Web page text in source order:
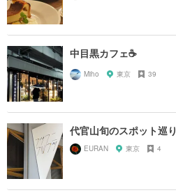
中目黒カフェ☕️
Miho 東京 39
代官山旬のスポット巡り
EURAN 東京 4